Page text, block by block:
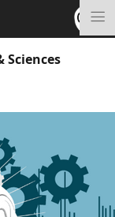
Sciences